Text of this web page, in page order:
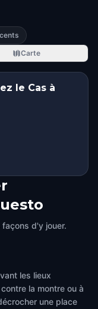
Carte
le Cas à
d'y jouer.
les lieux
la montre ou à
une place